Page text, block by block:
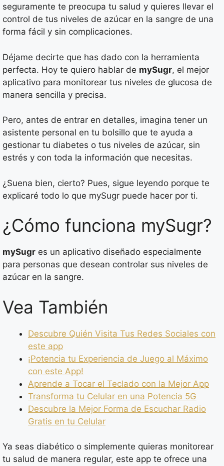
seguramente te preocupa tu salud y quieres llevar el
control de tus niveles de azúcar en la sangre de una
forma fácil y sin complicaciones.
Déjame decirte que has dado con la herramienta
perfecta. Hoy te quiero hablar de mySugr, el mejor
aplicativo para monitorear tus niveles de glucosa de
manera sencilla y precisa.
Pero, antes de entrar en detalles, imagina tener un
asistente personal en tu bolsillo que te ayuda a
gestionar tu diabetes o tus niveles de azúcar, sin
estrés y con toda la información que necesitas.
¿Suena bien, cierto? Pues, sigue leyendo porque te
explicaré todo lo que mySugr puede hacer por ti.
¿Cómo funciona mySugr?
mySugr es un aplicativo diseñado especialmente
para personas que desean controlar sus niveles de
azúcar en la sangre.
Vea También
Descubre Quién Visita Tus Redes Sociales con
este app
¡Potencia tu Experiencia de Juego al Máximo
con este App!
Aprende a Tocar el Teclado con la Mejor App
Transforma tu Celular en una Potencia 5G
Descubre la Mejor Forma de Escuchar Radio
Gratis en tu Celular
Ya seas diabético o simplemente quieras monitorear
tu salud de manera regular, este app te ofrece una